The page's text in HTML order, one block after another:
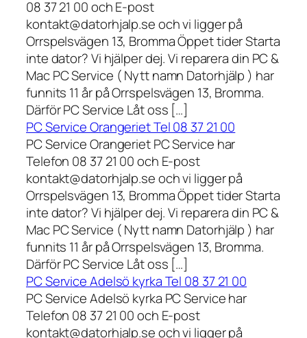
08 37 21 00 och E-post
kontakt@datorhjalp.se och vi ligger på
Orrspelsvägen 13, Bromma Öppet tider Starta
inte dator? Vi hjälper dej. Vi reparera din PC &
Mac PC Service ( Nytt namn Datorhjälp ) har
funnits 11 år på Orrspelsvägen 13, Bromma.
Därför PC Service Låt oss […]
PC Service Orangeriet Tel 08 37 21 00
PC Service Orangeriet PC Service har
Telefon 08 37 21 00 och E-post
kontakt@datorhjalp.se och vi ligger på
Orrspelsvägen 13, Bromma Öppet tider Starta
inte dator? Vi hjälper dej. Vi reparera din PC &
Mac PC Service ( Nytt namn Datorhjälp ) har
funnits 11 år på Orrspelsvägen 13, Bromma.
Därför PC Service Låt oss […]
PC Service Adelsö kyrka Tel 08 37 21 00
PC Service Adelsö kyrka PC Service har
Telefon 08 37 21 00 och E-post
kontakt@datorhjalp.se och vi ligger på